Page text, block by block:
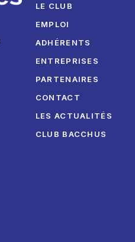
LE CLUB
EMPLOI
ADHÉRENTS
ENTREPRISES
PARTENAIRES
CONTACT
LES ACTUALITÉS
CLUB BACCHUS